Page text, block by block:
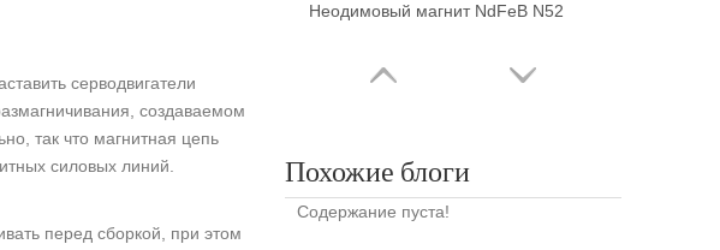
серводвигатели
создаваемом
так что магнитная цепь
силовых линий.
перед сборкой, при этом
Неодимовый магнит NdFeB N52
Похожие блоги
Содержание пуста!